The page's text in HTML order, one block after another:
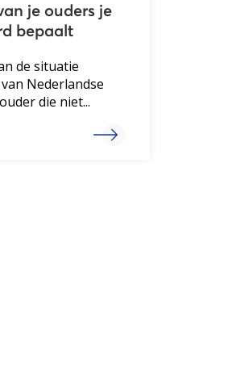
je ouders je
bepaalt
de situatie
Nederlandse
die niet...